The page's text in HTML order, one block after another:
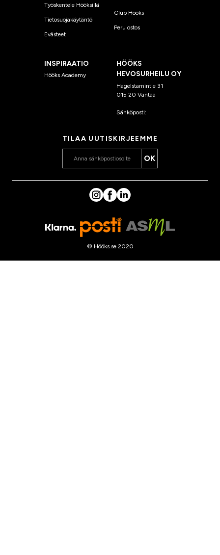
Työskentele Hööksillä
Tietosuojakäytäntö
Evästeet
Club Hööks
Peru ostos
INSPIRAATIO
Hööks Academy
HÖÖKS
HEVOSURHEILU OY
Hagelstamintie 31
015 20 Vantaa
Sähköposti:
TILAA UUTISKIRJEEMME
OK
© Hööks.se 2020